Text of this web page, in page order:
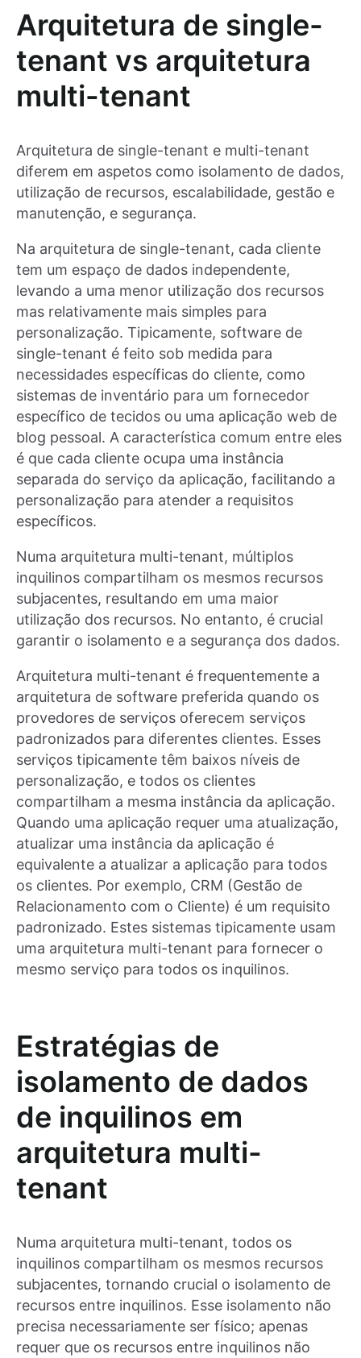
Arquitetura de single-
tenant vs arquitetura
multi-tenant
Arquitetura de single-tenant e multi-tenant
diferem em aspetos como isolamento de dados,
utilização de recursos, escalabilidade, gestão e
manutenção, e segurança.
Na arquitetura de single-tenant, cada cliente
tem um espaço de dados independente,
levando a uma menor utilização dos recursos
mas relativamente mais simples para
personalização. Tipicamente, software de
single-tenant é feito sob medida para
necessidades específicas do cliente, como
sistemas de inventário para um fornecedor
específico de tecidos ou uma aplicação web de
blog pessoal. A característica comum entre eles
é que cada cliente ocupa uma instância
separada do serviço da aplicação, facilitando a
personalização para atender a requisitos
específicos.
Numa arquitetura multi-tenant, múltiplos
inquilinos compartilham os mesmos recursos
subjacentes, resultando em uma maior
utilização dos recursos. No entanto, é crucial
garantir o isolamento e a segurança dos dados.
Arquitetura multi-tenant é frequentemente a
arquitetura de software preferida quando os
provedores de serviços oferecem serviços
padronizados para diferentes clientes. Esses
serviços tipicamente têm baixos níveis de
personalização, e todos os clientes
compartilham a mesma instância da aplicação.
Quando uma aplicação requer uma atualização,
atualizar uma instância da aplicação é
equivalente a atualizar a aplicação para todos
os clientes. Por exemplo, CRM (Gestão de
Relacionamento com o Cliente) é um requisito
padronizado. Estes sistemas tipicamente usam
uma arquitetura multi-tenant para fornecer o
mesmo serviço para todos os inquilinos.
Estratégias de
isolamento de dados
de inquilinos em
arquitetura multi-
tenant
Numa arquitetura multi-tenant, todos os
inquilinos compartilham os mesmos recursos
subjacentes, tornando crucial o isolamento de
recursos entre inquilinos. Esse isolamento não
precisa necessariamente ser físico; apenas
requer que os recursos entre inquilinos não